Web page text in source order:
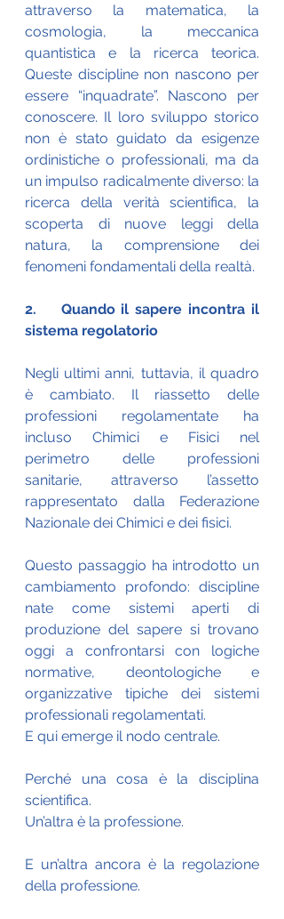
attraverso la matematica, la
cosmologia, la meccanica
quantistica e la ricerca teorica.
Queste discipline non nascono per
essere “inquadrate”. Nascono per
conoscere. Il loro sviluppo storico
non è stato guidato da esigenze
ordinistiche o professionali, ma da
un impulso radicalmente diverso: la
ricerca della verità scientifica, la
scoperta di nuove leggi della
natura, la comprensione dei
fenomeni fondamentali della realtà.
2.    Quando il sapere incontra il
sistema regolatorio
Negli ultimi anni, tuttavia, il quadro
è cambiato. Il riassetto delle
professioni regolamentate ha
incluso Chimici e Fisici nel
perimetro delle professioni
sanitarie, attraverso l’assetto
rappresentato dalla Federazione
Nazionale dei Chimici e dei fisici.
Questo passaggio ha introdotto un
cambiamento profondo: discipline
nate come sistemi aperti di
produzione del sapere si trovano
oggi a confrontarsi con logiche
normative, deontologiche e
organizzative tipiche dei sistemi
professionali regolamentati.
E qui emerge il nodo centrale.
Perché una cosa è la disciplina
scientifica.
Un’altra è la professione.
E un’altra ancora è la regolazione
della professione.